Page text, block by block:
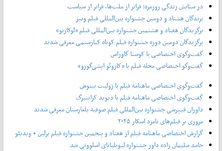
در ستایش زندگی روزمره: فراتر از ملت‌ها، فراتر از سیاست
برندگان هشتاد و دومین جشنواره بین‌المللی فیلم ونیز
برگزیدگان هفتاد و هشتمین جشنواره بین‌المللی فیلم «لوکارنو»
برگزیدگان دومین دوره جشنواره فیلم کوتاه کیارستمی معرفی شدند
گفت‌وگوی اختصاصی با کوستا گاوراس
گفت‌وگو اختصاصی مجله فیلم با «کازوئو ایشی‌گورو»
گفت‌وگوی اختصاصی ماهنامه فیلم با ژولیت بینوش
گفت‌وگوی اختصاصی ماهنامه فیلم با دیوید کراننبرگ
داوران فیپرشی جشنواره بین‌المللی فیلم صوفیه بلغارستان معرفی شدند
مروری بر فیلم‌های نامزد اسکار ۲۰۲۵
گزارش اختصاصی ماهنامه فیلم از هفتاد و پنجمین جشنواره فیلم برلین + ویدیئو
حامد سلیمان زاده داور جشنواره لیوبلیانای اسلوونی شد